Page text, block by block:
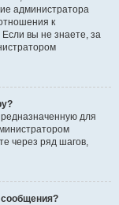
администратора
к
вы не знаете, за
для
через ряд шагов,
сообщения?